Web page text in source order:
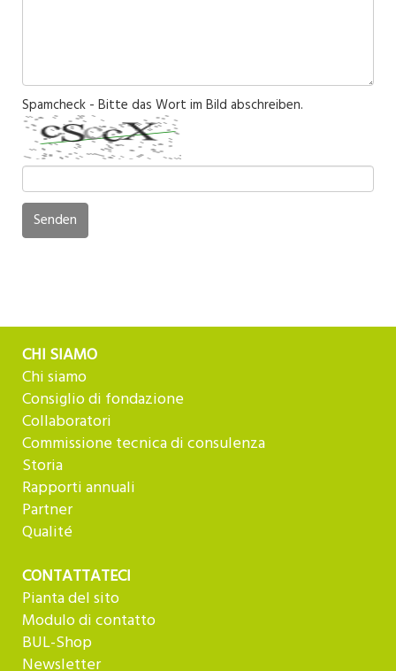
Spamcheck - Bitte das Wort im Bild abschreiben.
Senden
CHI SIAMO
Chi siamo
Consiglio di fondazione
Collaboratori
Commissione tecnica di consulenza
Storia
Rapporti annuali
Partner
Qualité
CONTATTATECI
Pianta del sito
Modulo di contatto
BUL-Shop
Newsletter